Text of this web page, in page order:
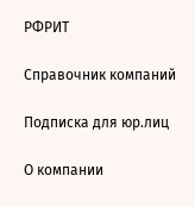
РФРИТ
Справочник компаний
Подписка для юр.лиц
О компании